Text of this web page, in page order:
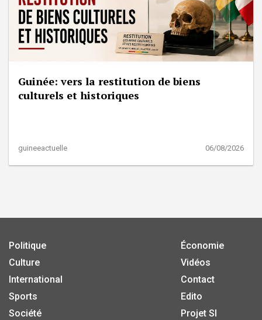
Guinée: vers la restitution de biens
culturels et historiques
guineeactuelle 06/08/2026
Politique
Culture
International
Sports
Société
Économie
Vidéos
Contact
Edito
Projet SI